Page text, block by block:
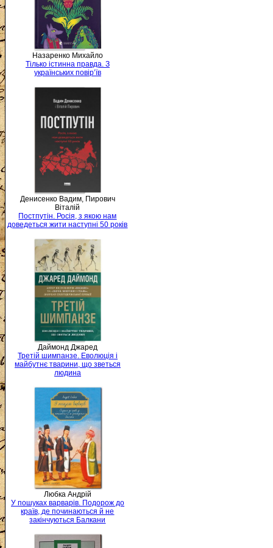
Назаренко Михайло
Тілько істинна правда. З
українських повір’їв
Денисенко Вадим, Пирович
Віталій
Постпутін. Росія, з якою нам
доведеться жити наступні 50 років
Даймонд Джаред
Третій шимпанзе. Еволюція і
майбутнє тварини, що зветься
людина
Любка Андрій
У пошуках варварів. Подорож до
країв, де починаються й не
закінчуються Балкани